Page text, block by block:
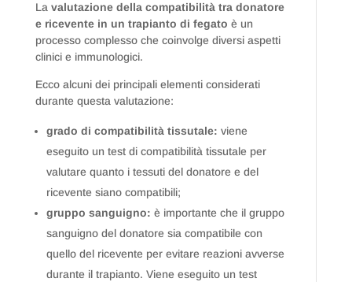
La valutazione della compatibilità tra donatore
e ricevente in un trapianto di fegato è un
processo complesso che coinvolge diversi aspetti
clinici e immunologici.
Ecco alcuni dei principali elementi considerati
durante questa valutazione:
grado di compatibilità tissutale: viene
eseguito un test di compatibilità tissutale per
valutare quanto i tessuti del donatore e del
ricevente siano compatibili;
gruppo sanguigno: è importante che il gruppo
sanguigno del donatore sia compatibile con
quello del ricevente per evitare reazioni avverse
durante il trapianto. Viene eseguito un test